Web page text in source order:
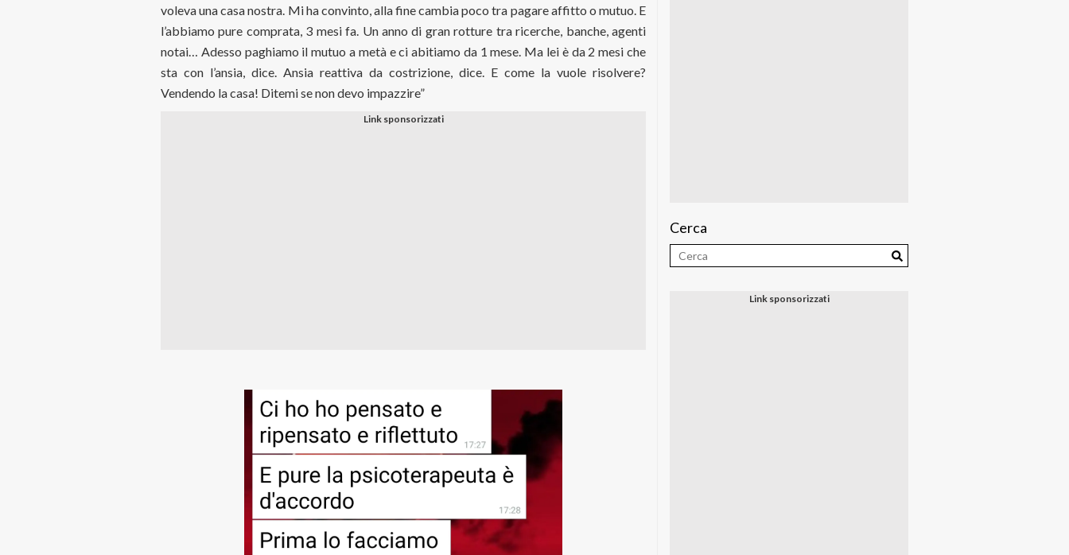
voleva una casa nostra. Mi ha convinto, alla fine cambia poco tra pagare affitto o mutuo. E
l’abbiamo pure comprata, 3 mesi fa. Un anno di gran rotture tra ricerche, banche, agenti
notai… Adesso paghiamo il mutuo a metà e ci abitiamo da 1 mese. Ma lei è da 2 mesi che
sta con l’ansia, dice. Ansia reattiva da costrizione, dice. E come la vuole risolvere?
Vendendo la casa! Ditemi se non devo impazzire”
Cerca